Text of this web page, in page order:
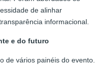
de alinhar
informacional.
e do futuro
de vários painéis do evento.